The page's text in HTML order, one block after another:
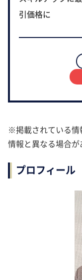
引価格に
※掲載されている情
情報と異なる場合が
プロフィール